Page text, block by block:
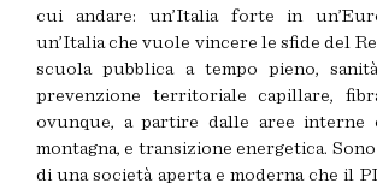
cui andare: un’Italia forte in
un’Italia che vuole vincere le sfide del
scuola pubblica a tempo pieno,
prevenzione territoriale capillare,
ovunque, a partire dalle aree interne
montagna, e transizione energetica.
di una società aperta e moderna che il